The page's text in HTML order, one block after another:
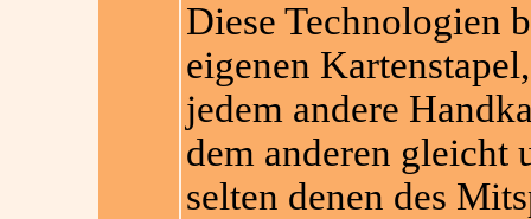
Diese Technologien
eigenen
jedem andere
dem anderen gleicht
selten denen des